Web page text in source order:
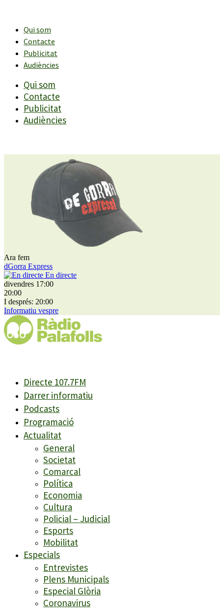
contingutQui som
Contacte
Publicitat
Audiències
Qui som
Contacte
Publicitat
Audiències
Ara fem
dGorra Express
En directe
divendres 17:00
20:00
I després: 20:00
Informatiu vespre
Directe 107.7FM
Darrer informatiu
Podcasts
Programació
Actualitat
General
Societat
Comarcal
Política
Economia
Cultura
Policial – Judicial
Esports
Mobilitat
Especials
Entrevistes
Plens Municipals
Especial Glòria
Coronavirus